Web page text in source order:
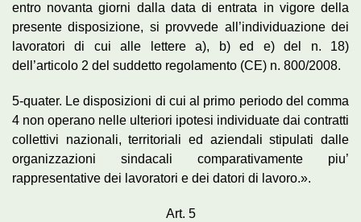
entro novanta giorni dalla data di entrata in vigore della
presente disposizione, si provvede all’individuazione dei
lavoratori di cui alle lettere a), b) ed e) del n. 18)
dell’articolo 2 del suddetto regolamento (CE) n. 800/2008.
5-quater. Le disposizioni di cui al primo periodo del comma
4 non operano nelle ulteriori ipotesi individuate dai contratti
collettivi nazionali, territoriali ed aziendali stipulati dalle
organizzazioni sindacali comparativamente piu’
rappresentative dei lavoratori e dei datori di lavoro.».
Art. 5